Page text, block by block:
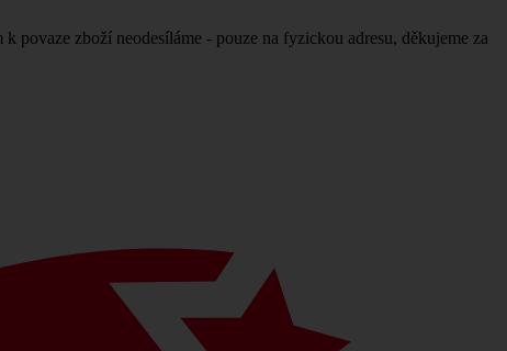
zboží neodesíláme - pouze na fyzickou adresu, děkujeme za